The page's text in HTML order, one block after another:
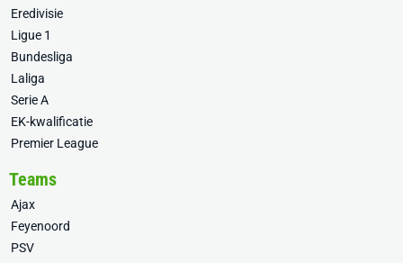
Eredivisie
Ligue 1
Bundesliga
Laliga
Serie A
EK-kwalificatie
Premier League
Teams
Ajax
Feyenoord
PSV